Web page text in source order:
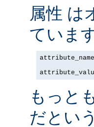
属性 は
ていま
もっと
だとい